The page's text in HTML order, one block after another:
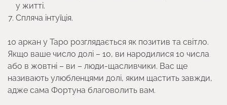
у житті.
Спляча інтуїція.
10 аркан у Таро розглядається як позитив та світло.
Якщо ваше число долі – 10, ви народилися 10 числа
або в жовтні – ви – люди-щасливчики. Вас ще
називають улюбленцями долі, яким щастить завжди,
адже сама Фортуна благоволить вам.